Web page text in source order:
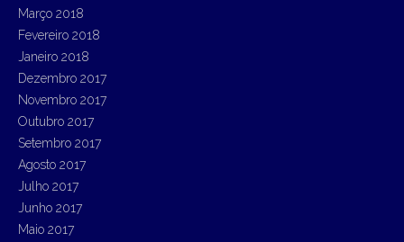
Março 2018
Fevereiro 2018
Janeiro 2018
Dezembro 2017
Novembro 2017
Outubro 2017
Setembro 2017
Agosto 2017
Julho 2017
Junho 2017
Maio 2017